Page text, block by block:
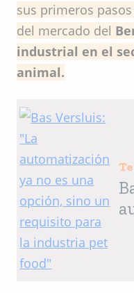
sus primeros
del mercado del
industrial en el
animal.